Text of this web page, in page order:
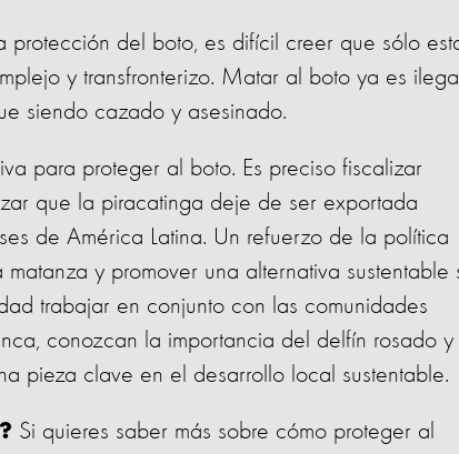
del boto, es difícil creer que sólo
y transfronterizo. Matar al boto ya es
siendo cazado y asesinado.
para proteger al boto. Es preciso fiscalizar
que la piracatinga deje de ser exportada
de América Latina. Un refuerzo de la política
y promover una alternativa sustentable
trabajar en conjunto con las comunidades
conozcan la importancia del delfín rosado y
pieza clave en el desarrollo local sustentable.
Si quieres saber más sobre cómo proteger al